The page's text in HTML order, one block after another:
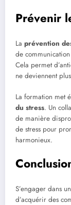
Prévenir
La prévention
de
Cela permet
ne deviennent
La formation met
du stress. Un
de manière
de stress pour
harmonieux.
S’engager dans
d’acquérir des